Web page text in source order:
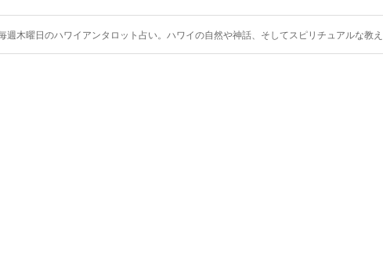
木曜日のハワイアンタロット占い。ハワイの自然や神話、そしてスピリチュアルな教え